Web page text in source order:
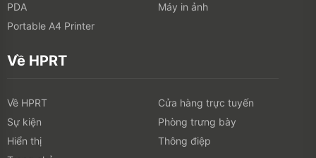
PDA
Máy in ảnh
Portable A4 Printer
Về HPRT
Về HPRT
Cửa hàng trực tuyến
Sự kiện
Phòng trưng bày
Hiển thị
Thông điệp